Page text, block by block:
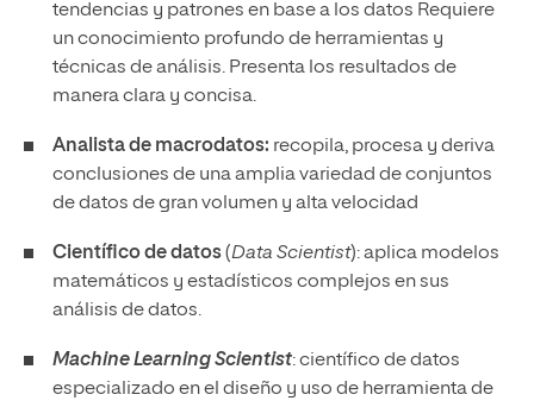
tendencias y patrones en base a los datos Requiere
un conocimiento profundo de herramientas y
técnicas de análisis. Presenta los resultados de
manera clara y concisa.
Analista de macrodatos: recopila, procesa y deriva
conclusiones de una amplia variedad de conjuntos
de datos de gran volumen y alta velocidad
Científico de datos(Data Scientist): aplica modelos
matemáticos y estadísticos complejos en sus
análisis de datos.
Machine Learning Scientist: científico de datos
especializado en el diseño y uso de herramienta de